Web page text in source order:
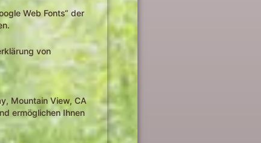
Web Fonts“ der
von
Mountain View, CA
ermöglichen Ihnen